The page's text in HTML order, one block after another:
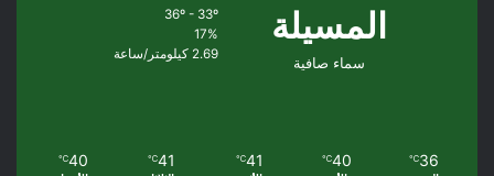
المسيلة
سماء صافية
36º - 33º
17%
2.69 كيلومتر/ساعة
36
℃
40
℃
41
℃
41
℃
40
℃